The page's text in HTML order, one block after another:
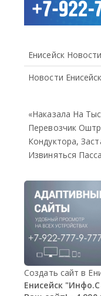
Енисейск Новости
Новости
«Наказала На
Перевозчик
Кондуктора,
Извиняться
Создать сайт в
Енисейск